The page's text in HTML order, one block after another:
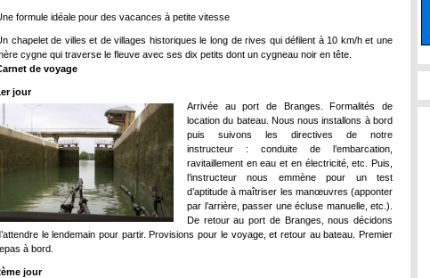
formule idéale pour des vacances à petite vitesse
chapelet de villes et de villages historiques le long de rives qui défilent à 10 km/h et une
cygne qui traverse le fleuve avec ses dix petits dont un cygneau noir en tête.
de voyage
jour
Arrivée au port de Branges. Formalités de
location du bateau. Nous nous installons à bord
puis suivons les directives de notre
instructeur : conduite de l’embarcation,
ravitaillement en eau et en électricité, etc. Puis,
l’instructeur nous emmène pour un test
d’aptitude à maîtriser les manœuvres (apponter
par l’arrière, passer une écluse manuelle, etc.).
De retour au port de Branges, nous décidons
le lendemain pour partir. Provisions pour le voyage, et retour au bateau. Premier
à bord.
jour